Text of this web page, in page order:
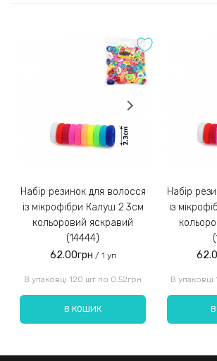
Замовлення післяплатою не
Введіть код, вказаний на зображенні:
Набір резинок для волосся
із мікрофібри Калуш 2.3см
кольоровий яскравий
(14444)
62.00грн / 1 уп
В упаковці 120 шт по 0.52грн
В КОШИК
Набір резинок для волосся
із
В